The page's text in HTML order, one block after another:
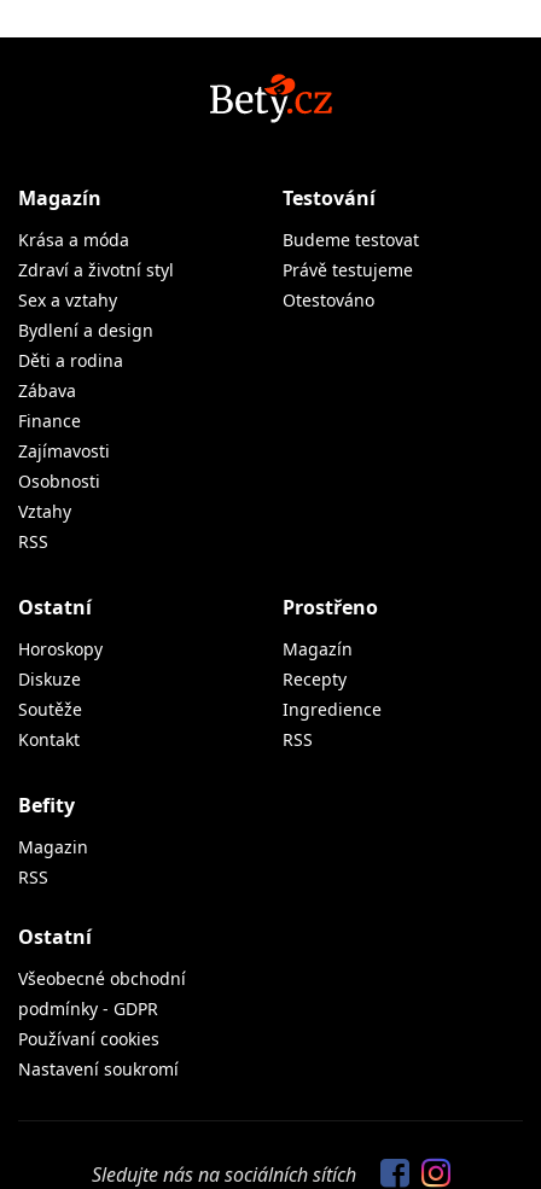
Magazín
Krása a móda
Zdraví a životní styl
Sex a vztahy
Bydlení a design
Děti a rodina
Zábava
Finance
Zajímavosti
Osobnosti
Vztahy
RSS
Testování
Budeme testovat
Právě testujeme
Otestováno
Ostatní
Horoskopy
Diskuze
Soutěže
Kontakt
Prostřeno
Magazín
Recepty
Ingredience
RSS
Befity
Magazin
RSS
Ostatní
Všeobecné obchodní
podmínky - GDPR
Používaní cookies
Nastavení soukromí
Sledujte nás na sociálních sítích